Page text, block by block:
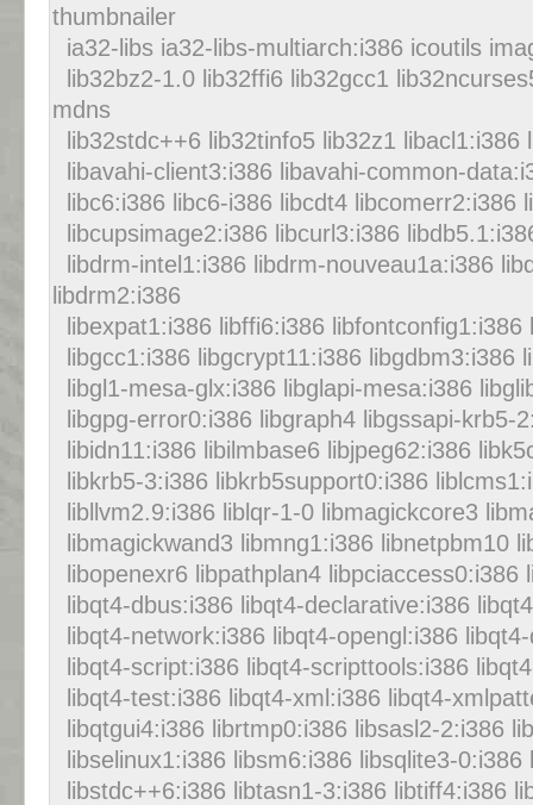
thumbnailer
ia32-libs ia32-libs-multiarch:i386 icoutils
lib32bz2-1.0 lib32ffi6 lib32gcc1
mdns
lib32stdc++6 lib32tinfo5 lib32z1 libacl1:i386
libavahi-client3:i386 libavahi-common-
libc6:i386 libc6-i386 libcdt4 libcomerr2:i386
libcupsimage2:i386 libcurl3:i386
libdrm-intel1:i386 libdrm-nouveau1a:i386
libdrm2:i386
libexpat1:i386 libffi6:i386 libfontconfig1:i386
libgcc1:i386 libgcrypt11:i386 libgdbm3:i386
libgl1-mesa-glx:i386 libglapi-mesa:i386
libgpg-error0:i386 libgraph4 libgssapi-krb5-
libidn11:i386 libilmbase6 libjpeg62:i386
libkrb5-3:i386 libkrb5support0:i386
libllvm2.9:i386 liblqr-1-0 libmagickcore3
libmagickwand3 libmng1:i386 libnetpbm10
libopenexr6 libpathplan4 libpciaccess0:i386
libqt4-dbus:i386 libqt4-declarative:i386
libqt4-network:i386 libqt4-opengl:i386
libqt4-script:i386 libqt4-scripttools:i386
libqt4-test:i386 libqt4-xml:i386 libqt4-
libqtgui4:i386 librtmp0:i386 libsasl2-2:i386
libselinux1:i386 libsm6:i386 libsqlite3-0:i386
libstdc++6:i386 libtasn1-3:i386 libtiff4:i386